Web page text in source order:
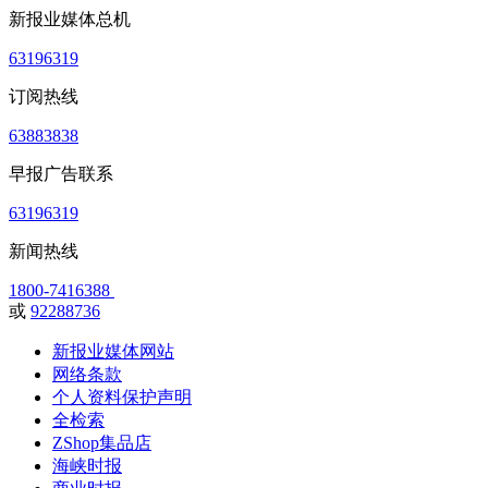
新报业媒体总机
63196319
订阅热线
63883838
早报广告联系
63196319
新闻热线
1800-7416388
或 92288736
新报业媒体网站
网络条款
个人资料保护声明
全检索
ZShop集品店
海峡时报